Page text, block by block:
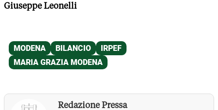
Giuseppe Leonelli
Redazione Pressa